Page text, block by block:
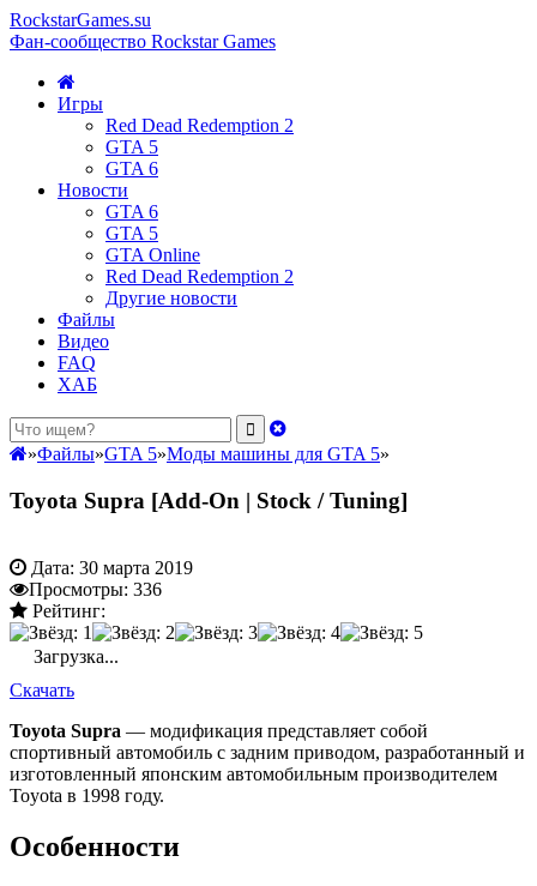
RockstarGames.su
Фан-сообщество Rockstar Games
Игры
Red Dead Redemption 2
GTA 5
GTA 6
Новости
GTA 6
GTA 5
GTA Online
Red Dead Redemption 2
Другие новости
Файлы
Видео
FAQ
ХАБ
»Файлы»GTA 5»Моды машины для GTA 5»
Toyota Supra [Add-On | Stock / Tuning]
Дата: 30 марта 2019
Просмотры: 336
Рейтинг:
Загрузка...
Скачать
Toyota Supra — модификация представляет собой
спортивный автомобиль с задним приводом, разработанный и
изготовленный японским автомобильным производителем
Toyota в 1998 году.
Особенности